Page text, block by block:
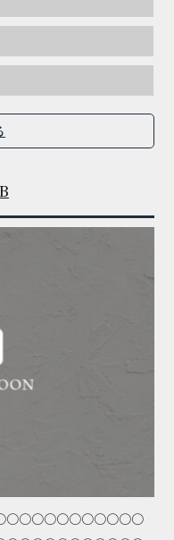
〇〇〇〇〇〇〇〇〇〇〇